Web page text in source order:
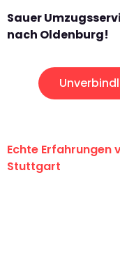
Sauer
nach Oldenburg!
Echte Erfahrungen
Stuttgart